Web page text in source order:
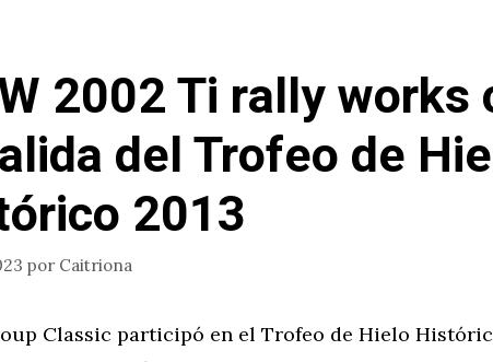
2002 Ti rally works
del Trofeo de
2013
por Caitriona
Classic participó en el Trofeo de Hielo